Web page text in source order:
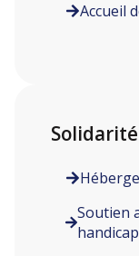
Accueil
Soutien
handicap